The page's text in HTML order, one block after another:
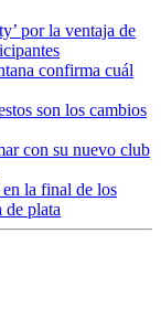
por la ventaja de
confirma cuál
son los cambios
con su nuevo club
la final de los
de plata